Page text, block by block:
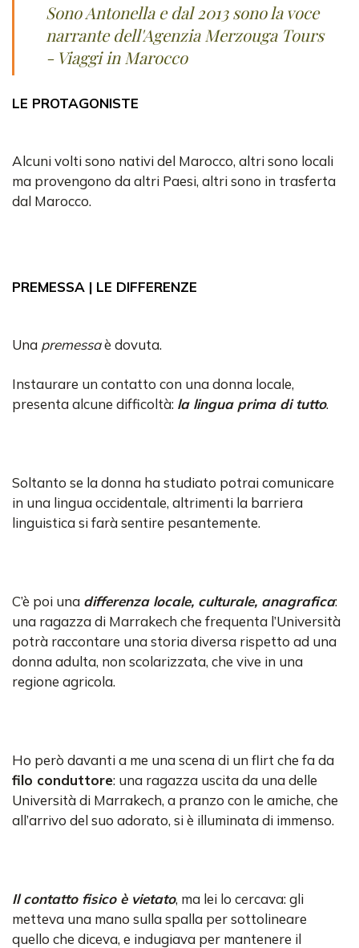
Sono Antonella e dal 2013 sono la voce
narrante dell'Agenzia Merzouga Tours
- Viaggi in Marocco
LE PROTAGONISTE
Alcuni volti sono nativi del Marocco, altri sono locali
ma provengono da altri Paesi, altri sono in trasferta
dal Marocco.
PREMESSA | LE DIFFERENZE
Una premessaè dovuta.
Instaurare un contatto con una donna locale,
presenta alcune difficoltà: la lingua prima di tutto.
Soltanto se la donna ha studiato potrai comunicare
in una lingua occidentale, altrimenti la barriera
linguistica si farà sentire pesantemente.
C’è poi una differenza locale, culturale, anagrafica:
una ragazza di Marrakech che frequenta l’Università
potrà raccontare una storia diversa rispetto ad una
donna adulta, non scolarizzata, che vive in una
regione agricola.
Ho però davanti a me una scena di un flirt che fa da
filo conduttore: una ragazza uscita da una delle
Università di Marrakech, a pranzo con le amiche, che
all’arrivo del suo adorato, si è illuminata di immenso.
Il contatto fisico è vietato, ma lei lo cercava: gli
metteva una mano sulla spalla per sottolineare
quello che diceva, e indugiava per mantenere il